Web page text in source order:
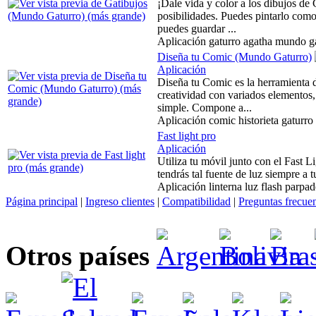
¡Dale vida y color a los dibujos de
posibilidades. Puedes pintarlo
puedes guardar ...
Aplicación gaturro agatha mundo
Diseña tu Comic (Mundo Gaturro)
Aplicación
Diseña tu Comic es la herramienta
creatividad con variados
simple. Compone a...
Aplicación comic historieta
Fast light pro
Aplicación
Utiliza tu móvil junto con el Fast
tendrás tal fuente de luz siempre a
Aplicación linterna luz flash
Página principal | Ingreso clientes | Compatibilidad | Preguntas
Otros países